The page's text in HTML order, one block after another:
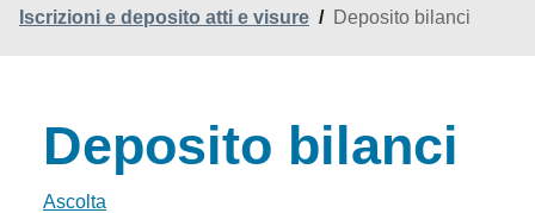
Iscrizioni e deposito atti e visure / Deposito bilanci
Deposito bilanci
Ascolta